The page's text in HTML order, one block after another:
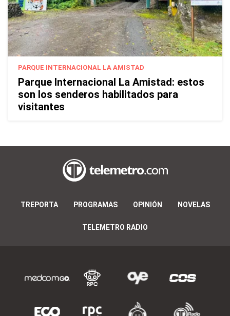
PARQUE INTERNACIONAL LA AMISTAD
Parque Internacional La Amistad: estos
son los senderos habilitados para
visitantes
TREPORTA PROGRAMAS OPINIÓN NOVELAS
TELEMETRO RADIO